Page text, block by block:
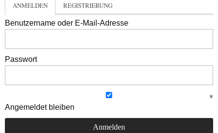
ANMELDEN REGISTRIERUNG
Benutzername oder E-Mail-Adresse
Passwort
Angemeldet bleiben